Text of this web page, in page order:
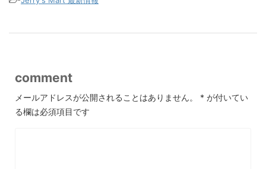
comment
メールアドレスが公開されることはありません。 * が付いてい
る欄は必須項目です